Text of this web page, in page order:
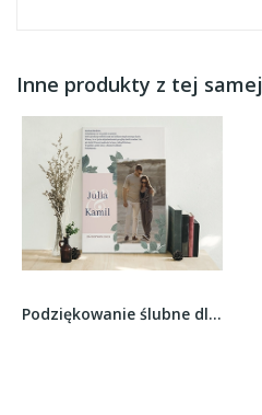
Inne produkty z tej
Podziękowanie ślubne dla Rodziców - Wzór 78